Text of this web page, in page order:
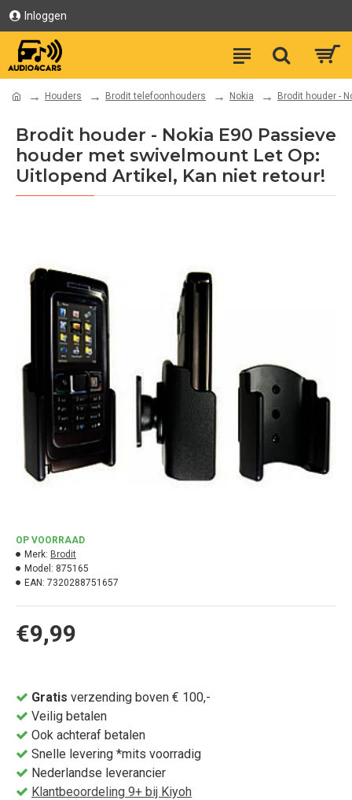
Inloggen
Houders Brodit telefoonhouders Nokia Brodit houder -
Brodit houder - Nokia E90 Passieve
houder met swivelmount Let Op:
Uitlopend Artikel, Kan niet retour!
€9,99
OP VOORRAAD
Merk: Brodit
Model: 875165
EAN: 7320288751657
Gratis verzending boven € 100,-
Veilig betalen
Ook achteraf betalen
Snelle levering *mits voorradig
Nederlandse leverancier
Klantbeoordeling 9+ bij Kiyoh